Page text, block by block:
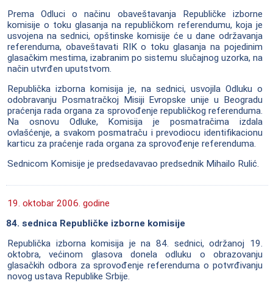
Prema Odluci o načinu obaveštavanja Republičke izborne
komisije o toku glasanja na republičkom referendumu, koja je
usvojena na sednici, opštinske komisije će u dane održavanja
referenduma, obaveštavati RIK o toku glasanja na pojedinim
glasačkim mestima, izabranim po sistemu slučajnog uzorka, na
način utvrđen uputstvom.
Republička izborna komisija je, na sednici, usvojila Odluku o
odobravanju Posmatračkoj Misiji Evropske unije u Beogradu
praćenja rada organa za sprovođenje republičkog referenduma.
Na osnovu Odluke, Komisija je posmatračima izdala
ovlašćenje, a svakom posmatraču i prevodiocu identifikacionu
karticu za praćenje rada organa za sprovođenje referenduma.
Sednicom Komisije je predsedavavao predsednik Mihailo Rulić.
19. oktobar 2006. godine
84. sednica Republičke izborne komisije
Republička izborna komisija je na 84. sednici, održanoj 19.
oktobra, većinom glasova donela odluku o obrazovanju
glasačkih odbora za sprovođenje referenduma o potvrđivanju
novog ustava Republike Srbije.